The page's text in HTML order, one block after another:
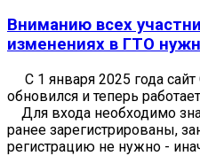
Вниманию всех
изменениях в ГТО
С 1 января 2025 года
обновился и теперь
Для входа необходимо
ранее зарегистрированы,
регистрацию не нужно -